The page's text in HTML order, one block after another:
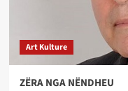
Art Kulture
ZËRA NGA NËNDHEU